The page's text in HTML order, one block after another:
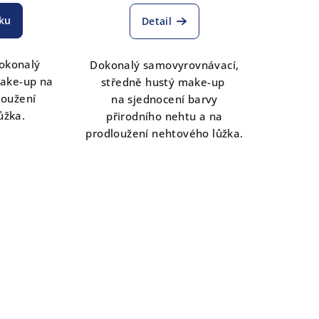
up na
Detail
Dokonalý samovyrovnávací,
středně hustý make-up
na sjednocení barvy
přirodního nehtu a na
prodloužení nehtového lůžka.